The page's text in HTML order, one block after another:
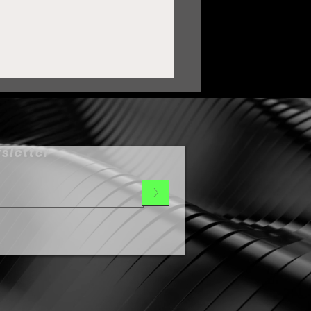
Nacional ha sido
Pepe
>